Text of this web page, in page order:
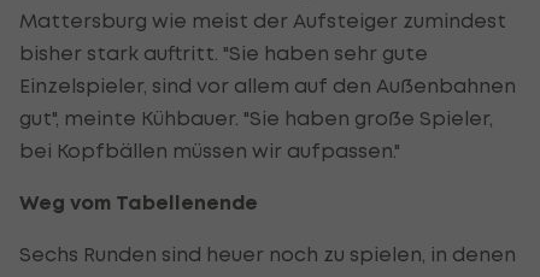
Mattersburg wie meist der Aufsteiger zumindest
bisher stark auftritt. "Sie haben sehr gute
Einzelspieler, sind vor allem auf den Außenbahnen
gut", meinte Kühbauer. "Sie haben große Spieler,
bei Kopfbällen müssen wir aufpassen."
Weg vom Tabellenende
Sechs Runden sind heuer noch zu spielen, in denen